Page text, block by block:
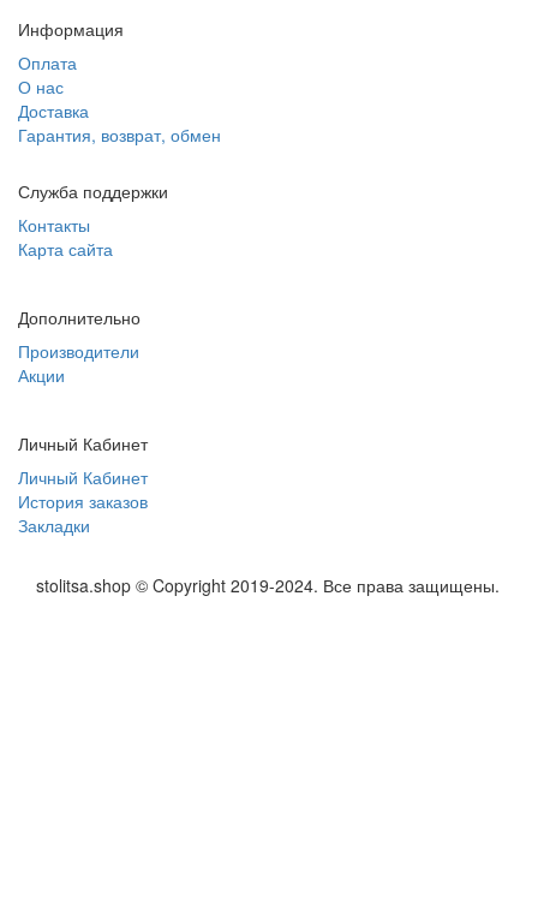
Информация
Оплата
О нас
Доставка
Гарантия, возврат, обмен
Служба поддержки
Контакты
Карта сайта
Дополнительно
Производители
Акции
Личный Кабинет
Личный Кабинет
История заказов
Закладки
stolitsa.shop © Copyright 2019-2024. Все права защищены.